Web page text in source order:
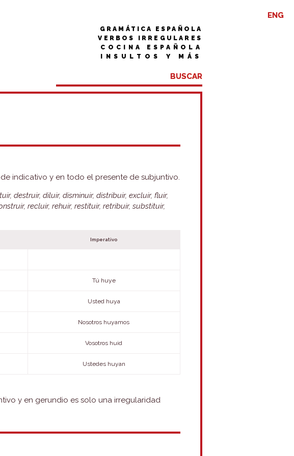
GRAMÁTICA ESPAÑOLA
VERBOS IRREGULARES
COCINA ESPAÑOLA
INSULTOS Y MÁS
ENG
indicativo y en todo el presente de subjuntivo.
destruir, diluir, disminuir, distribuir, excluir, fluir,
recluir, rehuir, restituir, retribuir, substituir,
Imperativo
Tú huye
Usted huya
Nosotros huyamos
Vosotros huid
Ustedes huyan
y en gerundio es solo una irregularidad